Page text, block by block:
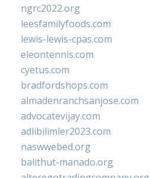
ngrc2022.org
leesfamilyfoods.com
lewis-lewis-cpas.com
eleontennis.com
cyetus.com
bradfordshops.com
almadenranchsanjose.com
advocatevijay.com
adlibilimler2023.com
naswwebed.org
balithut-manado.org